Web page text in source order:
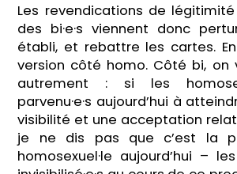
Les revendications de
des bi·e·s viennent donc
établi, et rebattre les cartes.
version côté homo. Côté bi, on
autrement : si les
parvenu·e·s aujourd’hui à
visibilité et une acceptation
je ne dis pas que c’est la
homosexuel·le aujourd’hui –